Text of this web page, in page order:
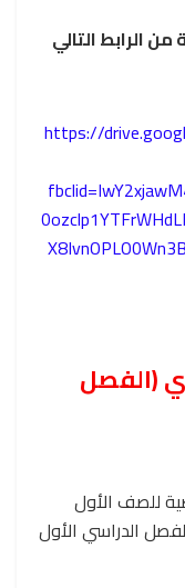
الرابط التالي
https://
(الفصل
للصف الأول
الدراسي الأول